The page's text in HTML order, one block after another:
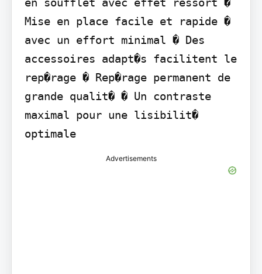
Mise en place facile et rapide �
avec un effort minimal � Des
accessoires adapt�s facilitent le
rep�rage � Rep�rage permanent de
grande qualit� � Un contraste
maximal pour une lisibilit�
optimale
Advertisements